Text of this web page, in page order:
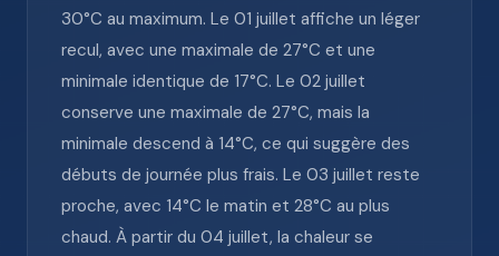
30°C au maximum. Le 01 juillet affiche un léger
recul, avec une maximale de 27°C et une
minimale identique de 17°C. Le 02 juillet
conserve une maximale de 27°C, mais la
minimale descend à 14°C, ce qui suggère des
débuts de journée plus frais. Le 03 juillet reste
proche, avec 14°C le matin et 28°C au plus
chaud. À partir du 04 juillet, la chaleur se